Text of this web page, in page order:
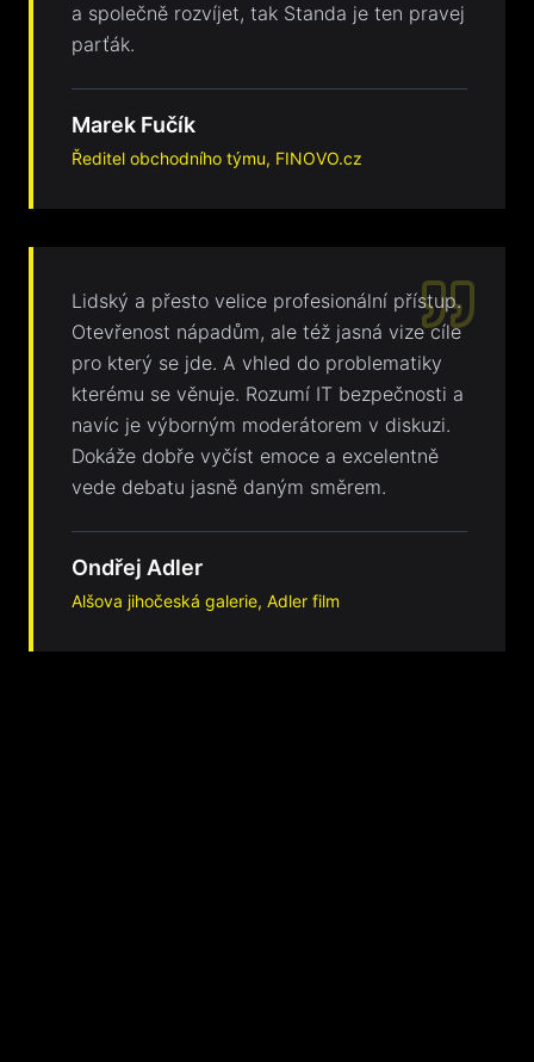
a společně rozvíjet, tak Standa je ten pravej
parťák.
Marek Fučík
Ředitel obchodního týmu, FINOVO.cz
Lidský a přesto velice profesionální přístup.
Otevřenost nápadům, ale též jasná vize cíle
pro který se jde. A vhled do problematiky
kterému se věnuje. Rozumí IT bezpečnosti a
navíc je výborným moderátorem v diskuzi.
Dokáže dobře vyčíst emoce a excelentně
vede debatu jasně daným směrem.
Ondřej Adler
Alšova jihočeská galerie, Adler film